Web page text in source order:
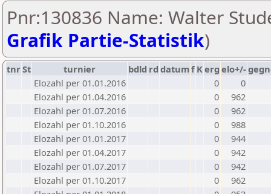
Pnr:130836 Name: Walter
Grafik Partie-Statistik)
tnrSt turnier bdld rd datumf Kerg elo+/-
Elozahl per 01.01.2016
0
0
Elozahl per 01.04.2016
0
962
Elozahl per 01.07.2016
0
962
Elozahl per 01.10.2016
0
988
Elozahl per 01.01.2017
0
944
Elozahl per 01.04.2017
0
942
Elozahl per 01.07.2017
0
942
Elozahl per 01.10.2017
0
962